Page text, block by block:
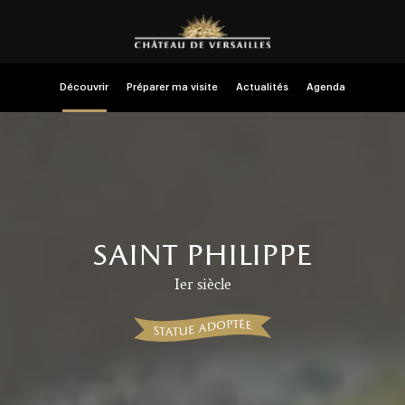
Découvrir Préparer ma visite Actualités Agenda
saint philippe
Ier siècle